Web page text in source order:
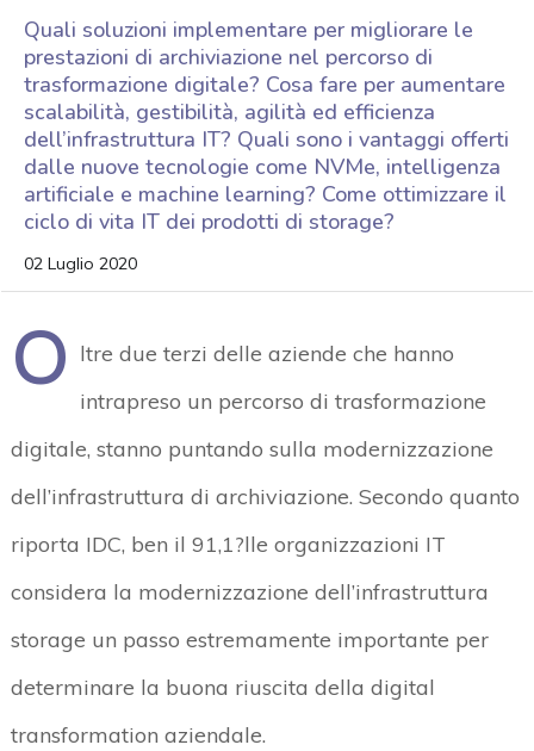
Quali soluzioni implementare per migliorare le
prestazioni di archiviazione nel percorso di
trasformazione digitale? Cosa fare per aumentare
scalabilità, gestibilità, agilità ed efficienza
dell’infrastruttura IT? Quali sono i vantaggi offerti
dalle nuove tecnologie come NVMe, intelligenza
artificiale e machine learning? Come ottimizzare il
ciclo di vita IT dei prodotti di storage?
02 Luglio 2020
O ltre due terzi delle aziende che hanno
intrapreso un percorso di trasformazione
digitale, stanno puntando sulla modernizzazione
dell’infrastruttura di archiviazione. Secondo quanto
riporta IDC, ben il 91,1?lle organizzazioni IT
considera la modernizzazione dell’infrastruttura
storage un passo estremamente importante per
determinare la buona riuscita della digital
transformation aziendale.